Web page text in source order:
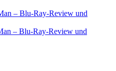
– Blu-Ray-Review und
– Blu-Ray-Review und